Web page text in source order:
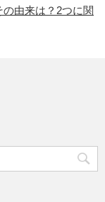
由来は？2つに関